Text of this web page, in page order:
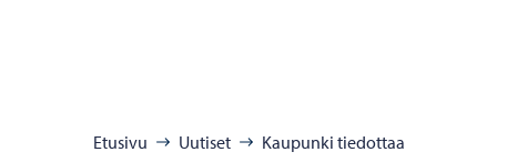
Etusivu Uutiset Kaupunki tiedottaa